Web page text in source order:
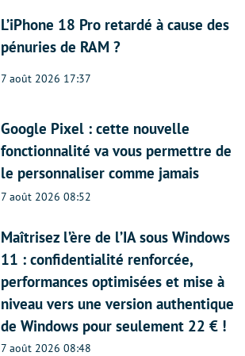
L’iPhone 18 Pro retardé à cause des
pénuries de RAM ?
7 août 2026 17:37
Google Pixel : cette nouvelle
fonctionnalité va vous permettre de
le personnaliser comme jamais
7 août 2026 08:52
Maîtrisez l’ère de l’IA sous Windows
11 : confidentialité renforcée,
performances optimisées et mise à
niveau vers une version authentique
de Windows pour seulement 22 € !
7 août 2026 08:48